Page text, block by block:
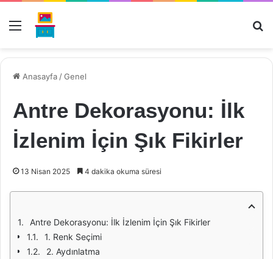
Menü
Anasayfa /Genel
Antre Dekorasyonu: İlk
İzlenim İçin Şık Fikirler
13 Nisan 2025 4 dakika okuma süresi
Antre Dekorasyonu: İlk İzlenim İçin Şık Fikirler
1. Renk Seçimi
2. Aydınlatma